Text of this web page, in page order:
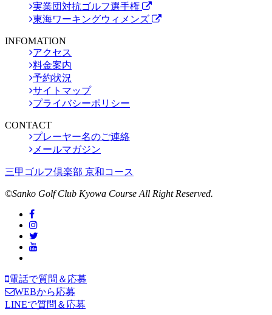
実業団対抗ゴルフ選手権
東海ワーキングウィメンズ
INFOMATION
アクセス
料金案内
予約状況
サイトマップ
プライバシーポリシー
CONTACT
プレーヤー名のご連絡
メールマガジン
三甲ゴルフ倶楽部 京和コース
©Sanko Golf Club Kyowa Course All Right Reserved.
電話で質問＆応募
WEBから応募
LINEで質問＆応募